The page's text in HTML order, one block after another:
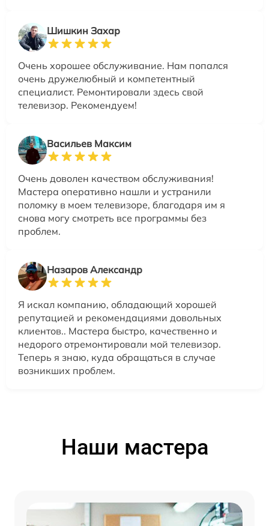
Шишкин Захар
Очень хорошее обслуживание. Нам попался
очень дружелюбный и компетентный
специалист. Ремонтировали здесь свой
телевизор. Рекомендуем!
Васильев Максим
Очень доволен качеством обслуживания!
Мастера оперативно нашли и устранили
поломку в моем телевизоре, благодаря им я
снова могу смотреть все программы без
проблем.
Назаров Александр
Я искал компанию, обладающий хорошей
репутацией и рекомендациями довольных
клиентов.. Мастера быстро, качественно и
недорого отремонтировали мой телевизор.
Теперь я знаю, куда обращаться в случае
возникших проблем.
Наши мастера